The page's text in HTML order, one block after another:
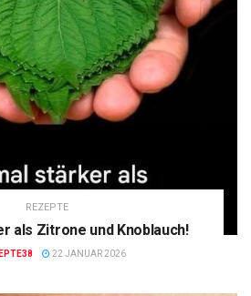
REZEPTE
als Zitrone und Knoblauch!
22 JANUAR 2026